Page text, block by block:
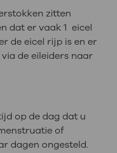
zitten
dat er vaak 1 eicel
de eicel rijp is en er
de eileiders naar
op de dag dat u
of
dagen ongesteld.